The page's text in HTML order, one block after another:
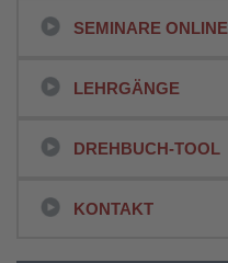
SEMINARE ONLINE
LEHRGÄNGE
DREHBUCH-TOOL
KONTAKT